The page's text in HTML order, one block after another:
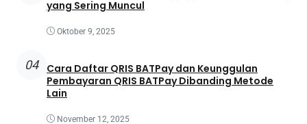
yang Sering Muncul
Oktober 9, 2025
04
Cara Daftar QRIS BATPay dan Keunggulan
Pembayaran QRIS BATPay Dibanding Metode
Lain
November 12, 2025